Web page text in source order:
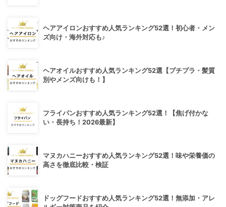
ヘアアイロンおすすめ人気ランキング52選！初心者・メン
ズ向け・海外対応も♪
ヘアオイルおすすめ人気ランキング52選【プチプラ・髪質
別やメンズ向けも！】
フライパンおすすめ人気ランキング52選！【焦げ付かな
い・長持ち！2026最新】
マヌカハニーおすすめ人気ランキング52選！味や栄養価の
高さを徹底比較・検証
ドッグフードおすすめ人気ランキング52選！無添加・アレ